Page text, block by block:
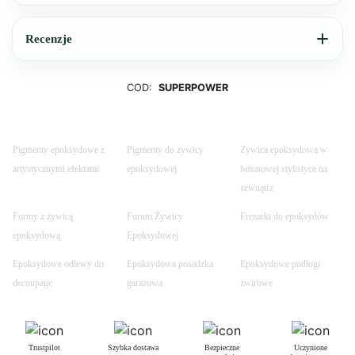
Recenzje
COD: SUPERPOWER
Pigmenty epoksydowe z
artystycznymi efektami
Pigmenty do żywicy
epoksydowej
Żywica epoksydowa w
betonowej stylistyce na
zewnątrz
Formy z żywicą
epoksydową
Forum Żywicy
Epoksydowej
Frezarki do epoksydów
Epoksydowe odlewy do
decoupage
Epoksydowa posadzka
garażowa
Epoksydowe podłogi
żwirowe
Trustpilot Szybka dostawa
Bezpieczne
Uczynione